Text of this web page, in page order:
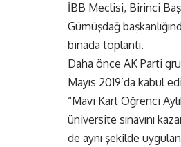
İBB Meclisi, Birinci
Gümüşdağ
binada toplantı.
Daha önce AK Parti
Mayıs 2019’da kabul
“Mavi Kart Öğrenci
üniversite sınavını
de aynı şekilde